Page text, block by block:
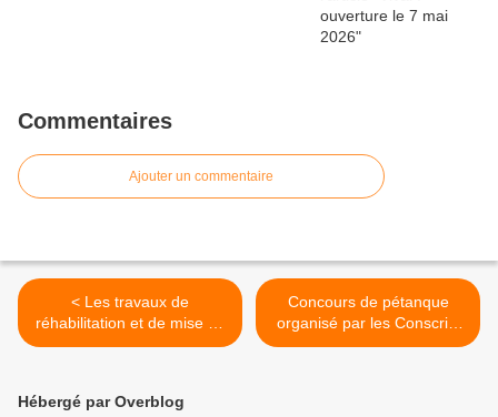
Commentaires
Ajouter un commentaire
< Les travaux de
réhabilitation et de mise en
conformité de la salle des
Concours de pétanque
organisé par les Conscrits
2027 de Vernosc-lès-
Hébergé par Overblog